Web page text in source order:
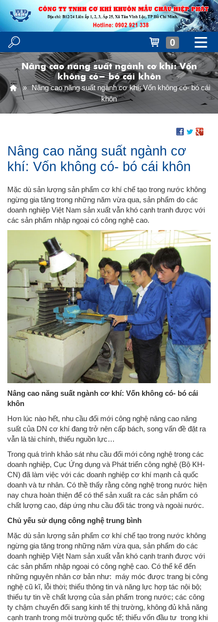
0
Nâng cao năng suất ngành cơ khí: Vốn
không có- bó cái khôn
Nâng cao năng suất ngành cơ khí: Vốn không có- bó cái
khôn
Nâng cao năng suất ngành cơ
khí: Vốn không có- bó cái khôn
Mặc dù sản lượng sản phẩm cơ khí chế tạo trong nước không
ngừng gia tăng trong những năm vừa qua, sản phẩm do các
doanh nghiệp Việt Nam sản xuất vẫn khó cạnh tranh được với
các sản phẩm nhập ngoại có công nghệ cao.
Nâng cao năng suất ngành cơ khí: Vốn không có- bó cái
khôn
Hơn lúc nào hết, nhu cầu đổi mới công nghệ nâng cao năng
suất của DN cơ khí đang trở nên cấp bách, song vấn đề đặt ra
vẫn là tài chính, thiếu nguồn lực…
Trong quá trình khảo sát nhu cầu đổi mới công nghệ trong các
doanh nghiệp, Cục Ứng dụng và Phát triển công nghệ (Bộ KH-
CN) đã làm việc với các doanh nghiệp cơ khí mạnh cả quốc
doanh và tư nhân. Có thề thấy rằng công nghệ trong nước hiện
nay chưa hoàn thiện để có thể sản xuất ra các sản phẩm có
chất lượng cao, đáp ứng nhu cầu đối tác trong và ngoài nước.
Chủ yếu sử dụng công nghệ trung bình
Mặc dù sản lượng sản phẩm cơ khí chế tạo trong nước không
ngừng gia tăng trong những năm vừa qua, sản phẩm do các
doanh nghiệp Việt Nam sản xuất vẫn khó cạnh tranh được với
các sản phẩm nhập ngoại có công nghệ cao. Có thể kể đến
những nguyên nhân cơ bản như: máy móc được trang bị công
nghệ cũ kĩ, lỗi thời; thiếu thông tin và năng lực hợp tác nội bộ;
thiếu tự tin về chất lượng của sản phẩm trong nước; các công
ty chậm chuyển đổi sang kinh tế thị trường, không đủ khả năng
cạnh tranh trong môi trường quốc tế; thiếu vốn đầu tư trong khi